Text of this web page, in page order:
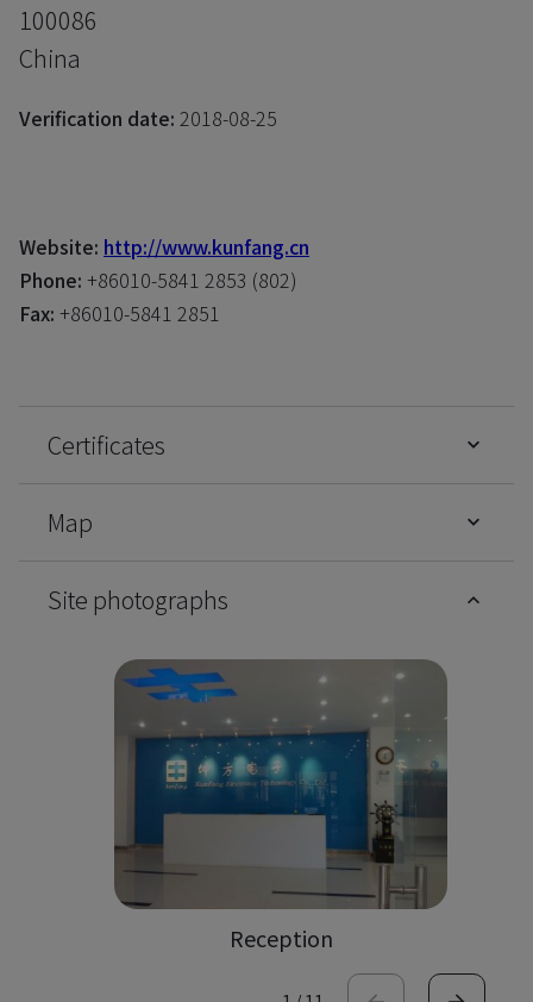
100086
China
Verification date: 2018-08-25
Website: http://www.kunfang.cn
Phone: +86010-5841 2853 (802)
Fax: +86010-5841 2851
Certificates
Map
Site photographs
Reception